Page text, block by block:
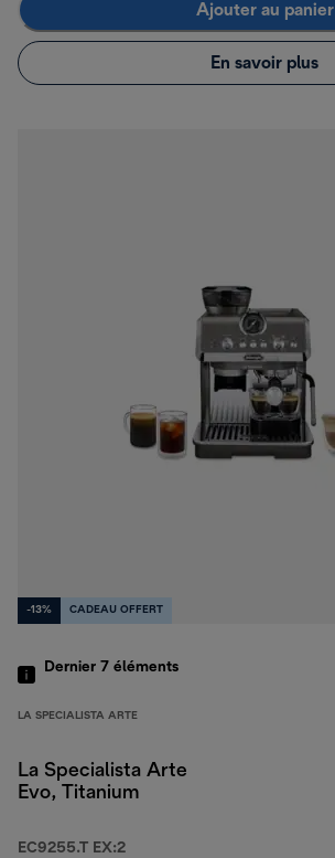
Ajouter au panier
En savoir plus
-13% CADEAU OFFERT
Dernier 7 éléments
LA SPECIALISTA ARTE
La Specialista Arte
Evo, Titanium
EC9255.T EX:2